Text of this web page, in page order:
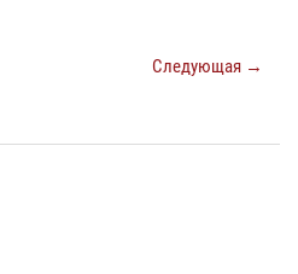
Следующая →